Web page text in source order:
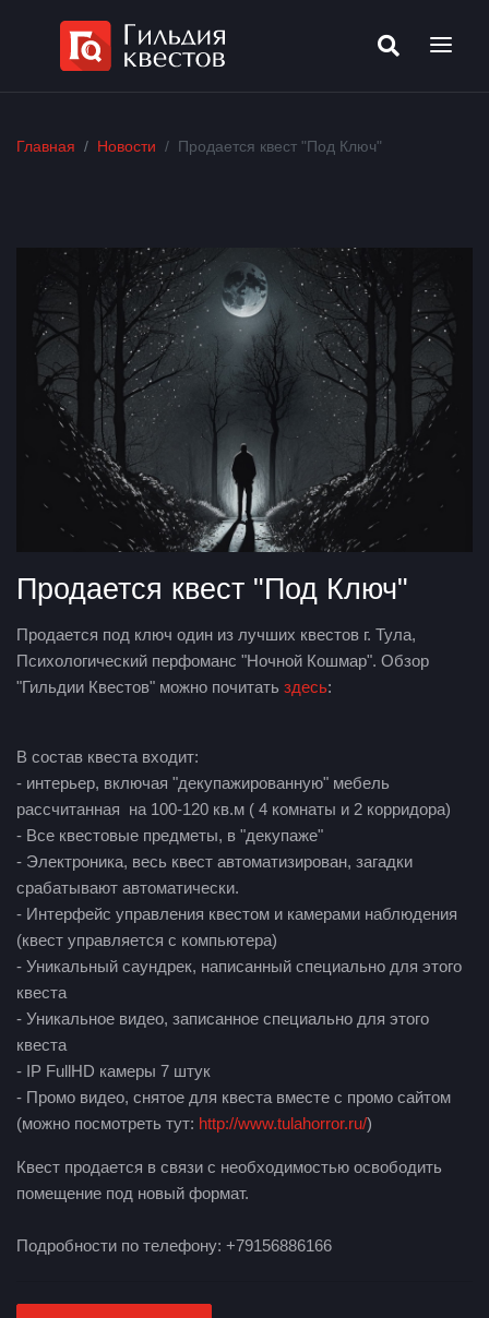
Главная Новости Продается квест "Под Ключ"
Продается квест "Под Ключ"
Продается под ключ один из лучших квестов г. Тула,
Психологический перфоманс "Ночной Кошмар". Обзор
"Гильдии Квестов" можно почитать здесь:
В состав квеста входит:
- интерьер, включая "декупажированную" мебель
рассчитанная на 100-120 кв.м ( 4 комнаты и 2 корридора)
- Все квестовые предметы, в "декупаже"
- Электроника, весь квест автоматизирован, загадки
срабатывают автоматически.
- Интерфейс управления квестом и камерами наблюдения
(квест управляется с компьютера)
- Уникальный саундрек, написанный специально для этого
квеста
- Уникальное видео, записанное специально для этого
квеста
- IP FullHD камеры 7 штук
- Промо видео, снятое для квеста вместе с промо сайтом
(можно посмотреть тут: http://www.tulahorror.ru/)
Квест продается в связи с необходимостью освободить
помещение под новый формат.
Подробности по телефону: +79156886166